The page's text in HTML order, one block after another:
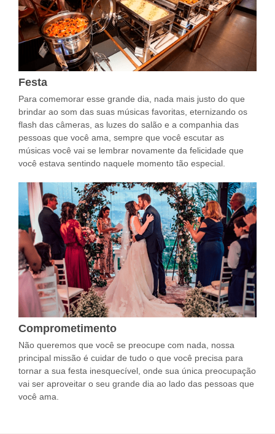
Festa
Para comemorar esse grande dia, nada mais justo do que
brindar ao som das suas músicas favoritas, eternizando os
flash das câmeras, as luzes do salão e a companhia das
pessoas que você ama, sempre que você escutar as
músicas você vai se lembrar novamente da felicidade que
você estava sentindo naquele momento tão especial.
Comprometimento
Não queremos que você se preocupe com nada, nossa
principal missão é cuidar de tudo o que você precisa para
tornar a sua festa inesquecível, onde sua única preocupação
vai ser aproveitar o seu grande dia ao lado das pessoas que
você ama.